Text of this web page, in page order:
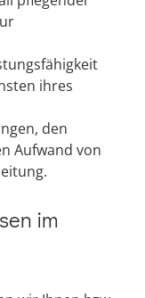
ihres
den
Aufwand von
im